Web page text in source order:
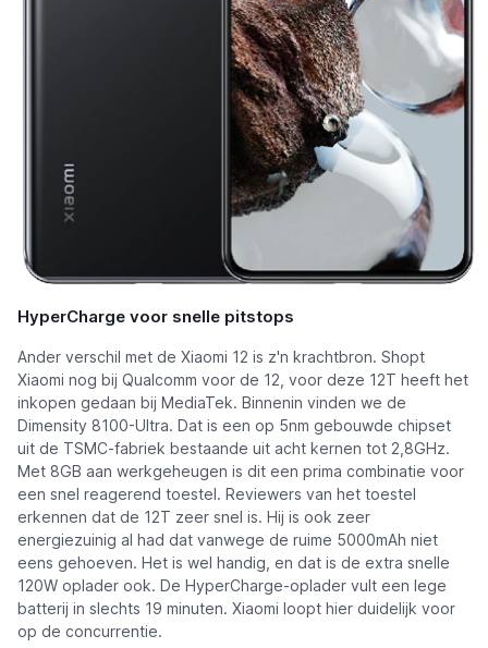
HyperCharge voor snelle pitstops
Ander verschil met de Xiaomi 12 is z'n krachtbron. Shopt
Xiaomi nog bij Qualcomm voor de 12, voor deze 12T heeft het
inkopen gedaan bij MediaTek. Binnenin vinden we de
Dimensity 8100-Ultra. Dat is een op 5nm gebouwde chipset
uit de TSMC-fabriek bestaande uit acht kernen tot 2,8GHz.
Met 8GB aan werkgeheugen is dit een prima combinatie voor
een snel reagerend toestel. Reviewers van het toestel
erkennen dat de 12T zeer snel is. Hij is ook zeer
energiezuinig al had dat vanwege de ruime 5000mAh niet
eens gehoeven. Het is wel handig, en dat is de extra snelle
120W oplader ook. De HyperCharge-oplader vult een lege
batterij in slechts 19 minuten. Xiaomi loopt hier duidelijk voor
op de concurrentie.